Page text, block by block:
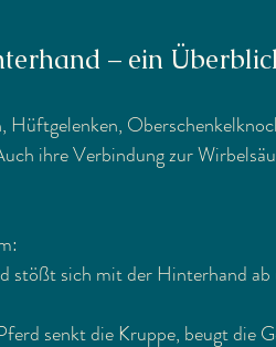
– ein
ihre Verbindung zur
sich mit der Hinterhand ab
senkt die Kruppe, beugt die